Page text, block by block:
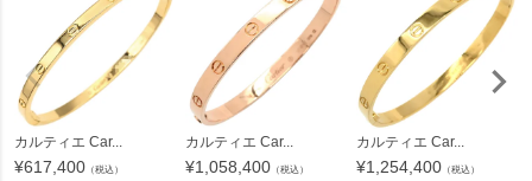
カルティエ Car...
¥617,400 （税込）
カルティエ Car...
¥1,058,400 （税込）
カルティエ Car...
¥1,254,400 （税込）